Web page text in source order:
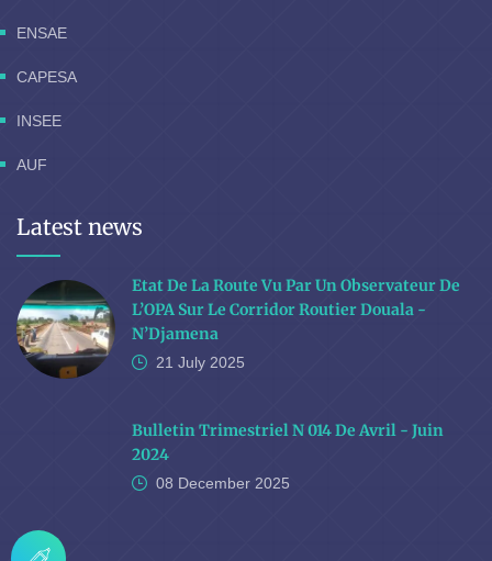
ENSAE
CAPESA
INSEE
AUF
Latest news
Etat De La Route Vu Par Un Observateur De
L’OPA Sur Le Corridor Routier Douala -
N’Djamena
21 July 2025
Bulletin Trimestriel N 014 De Avril - Juin
2024
08 December 2025